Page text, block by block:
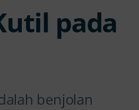
pada
benjolan